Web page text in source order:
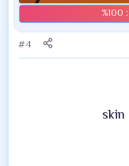
#4
skin